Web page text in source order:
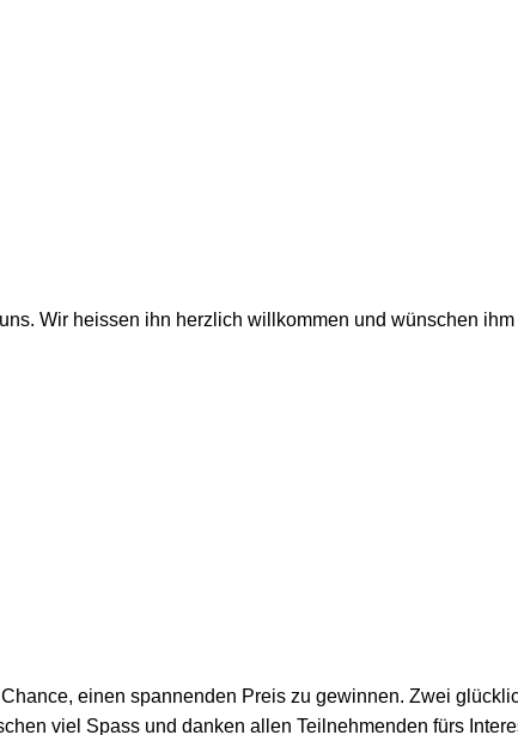
Wir heissen ihn herzlich willkommen und wünschen ihm
einen spannenden Preis zu gewinnen. Zwei
viel Spass und danken allen Teilnehmenden fürs